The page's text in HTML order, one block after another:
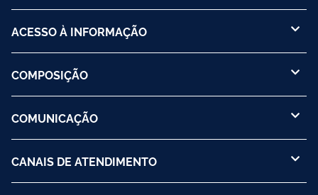
ACESSO À INFORMAÇÃO
COMPOSIÇÃO
COMUNICAÇÃO
CANAIS DE ATENDIMENTO